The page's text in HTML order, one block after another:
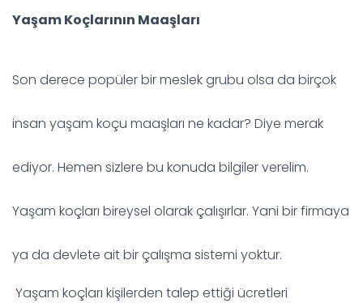
Yaşam Koçlarının Maaşları
Son derece popüler bir meslek grubu olsa da birçok
insan yaşam koçu maaşları ne kadar? Diye merak
ediyor. Hemen sizlere bu konuda bilgiler verelim.
Yaşam koçları bireysel olarak çalışırlar. Yani bir firmaya
ya da devlete ait bir çalışma sistemi yoktur.
Yaşam koçları kişilerden talep ettiği ücretleri